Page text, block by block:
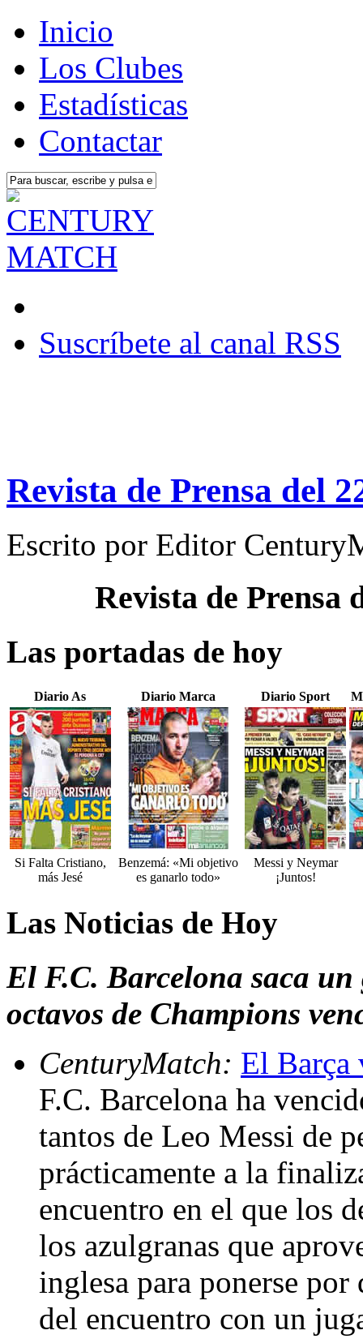
Inicio
Los Clubes
Estadísticas
Contactar
Suscríbete al canal RSS
Revista de Prensa del
Escrito por Editor
Revista de Prensa
Las portadas de hoy
Diario As Diario Marca Diario Sport
Si Falta Cristiano,
más Jesé
Benzemá: «Mi objetivo
es ganarlo todo»
Messi y Neymar
¡Juntos!
Las Noticias de Hoy
El F.C. Barcelona saca
octavos de Champions
CenturyMatch: El Barça
F.C. Barcelona ha
tantos de Leo Messi de
prácticamente a la
encuentro en el que los
los azulgranas que
inglesa para ponerse
del encuentro con un